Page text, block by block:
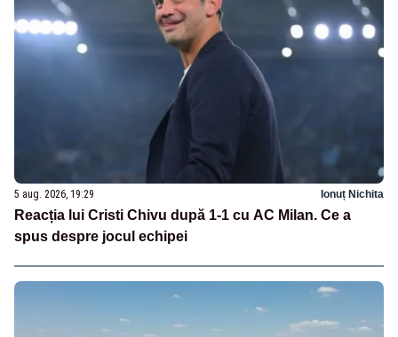
5 aug. 2026, 19:29 Ionuț Nichita
Reacția lui Cristi Chivu după 1-1 cu AC Milan. Ce a
spus despre jocul echipei